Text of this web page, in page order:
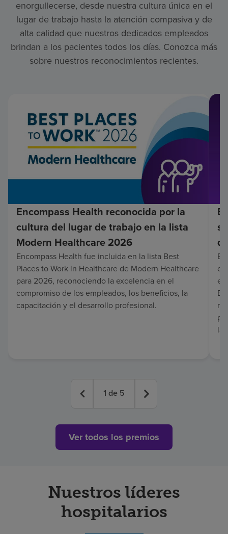
enorgullecerse, desde nuestra cultura única en el
lugar de trabajo hasta la atención compasiva y de
alta calidad que nuestros dedicados empleados
brindan a los pacientes todos los días. Conozca más
sobre nuestros reconocimientos recientes.
Encompass Health reconocida por la
cultura del lugar de trabajo en la lista
Modern Healthcare 2026
Encompass Health fue incluida en la lista Best
Places to Work in Healthcare de Modern Healthcare
para 2026, reconociendo la excelencia en el
compromiso de los empleados, los beneficios, la
capacitación y el desarrollo profesional.
1 de 5
Ver todos los premios
Nuestros líderes
hospitalarios